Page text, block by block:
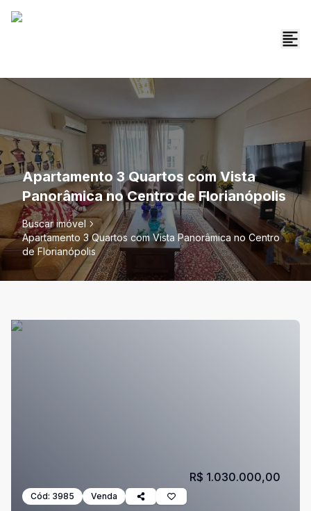
Apartamento 3 Quartos com Vista
Panorâmica no Centro de Florianópolis
Buscar imóvel
Apartamento 3 Quartos com Vista Panorâmica no Centro
de Florianópolis
Cód: 3985 Venda
R$ 1.030.000,00